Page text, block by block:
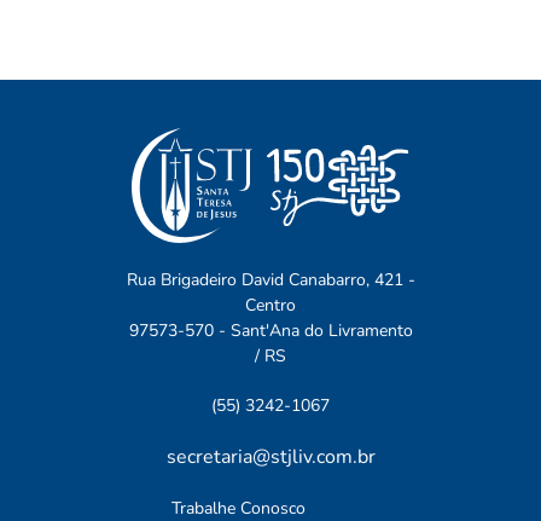
Rua Brigadeiro David Canabarro, 421 -
Centro
97573-570 - Sant'Ana do Livramento
/ RS
(55) 3242-1067
secretaria@stjliv.com.br
Trabalhe Conosco